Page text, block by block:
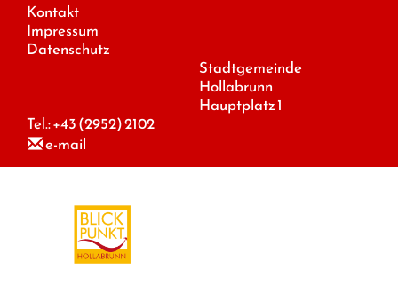
Kontakt
Impressum
Datenschutz
Stadtgemeinde
Hollabrunn
Hauptplatz 1
Tel.:+43 (2952) 2102
e-mail